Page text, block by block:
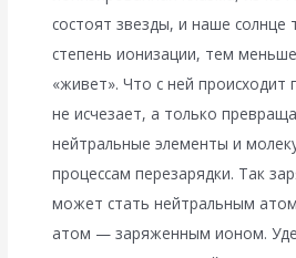
состоят звезды, и наше
степень ионизации, тем
«живет». Что с ней происходит
не исчезает, а только
нейтральные элементы и
процессам перезарядки. Так
может стать нейтральным
атом — заряженным ионом.